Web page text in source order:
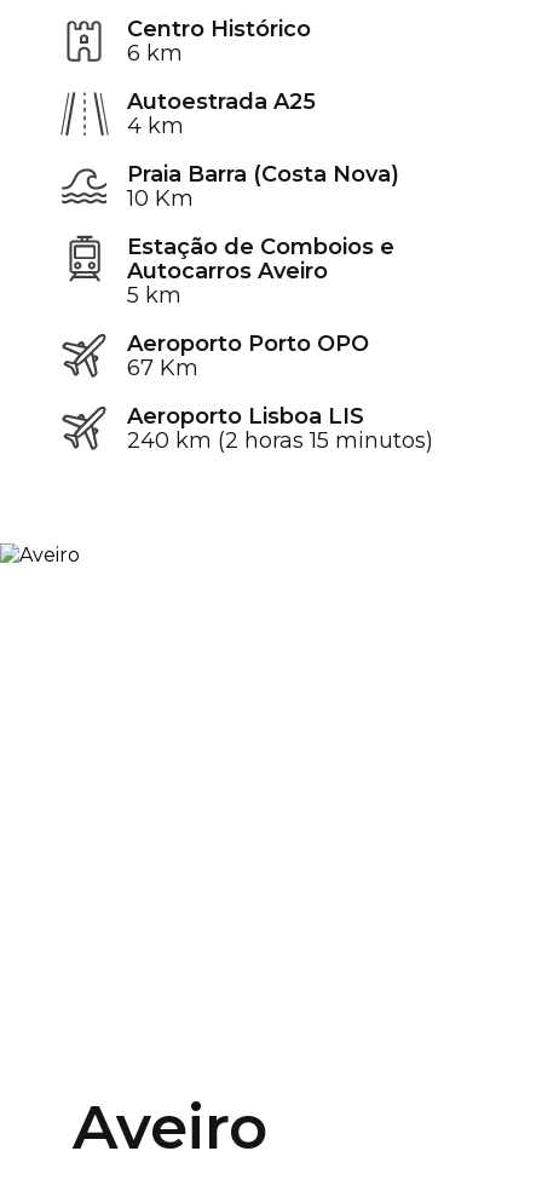
Centro Histórico
6 km
Autoestrada A25
4 km
Praia Barra (Costa Nova)
10 Km
Estação de Comboios e
Autocarros Aveiro
5 km
Aeroporto Porto OPO
67 Km
Aeroporto Lisboa LIS
240 km (2 horas 15 minutos)
Aveiro